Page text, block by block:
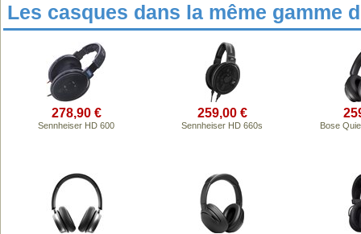
Les casques dans la même gamme
278,90 €
Sennheiser HD 600
259,00 €
Sennheiser HD 660s Bose